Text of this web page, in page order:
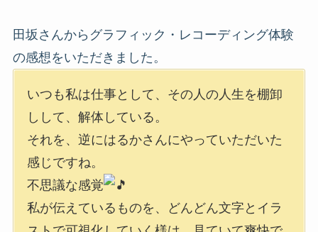
田坂さんからグラフィック・レコーディング体験
の感想をいただきました。
いつも私は仕事として、その人の人生を棚卸
しして、解体している。
それを、逆にはるかさんにやっていただいた
感じですね。
不思議な感覚
私が伝えているものを、どんどん文字とイラ